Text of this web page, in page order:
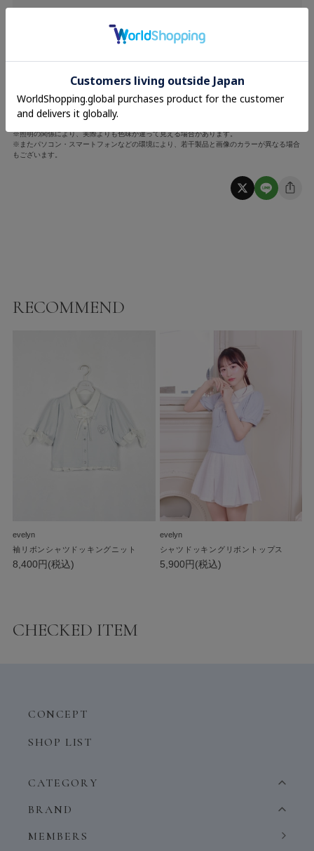
着丈 袖丈 肩幅 バスト
38cm 61cm 29cm
※照明の関係により、実際よりも色味が違って見える場合があります。
※またパソコン・スマートフォンなどの環境により、若干製品と画像のカラーが異なる場合
もございます。
RECOMMEND
evelyn
袖リボンシャツドッキングニット
8,400円(税込)
evelyn
シャツドッキングリボントップス
5,900円(税込)
CHECKED ITEM
CONCEPT
SHOP LIST
CATEGORY
BRAND
MEMBERS